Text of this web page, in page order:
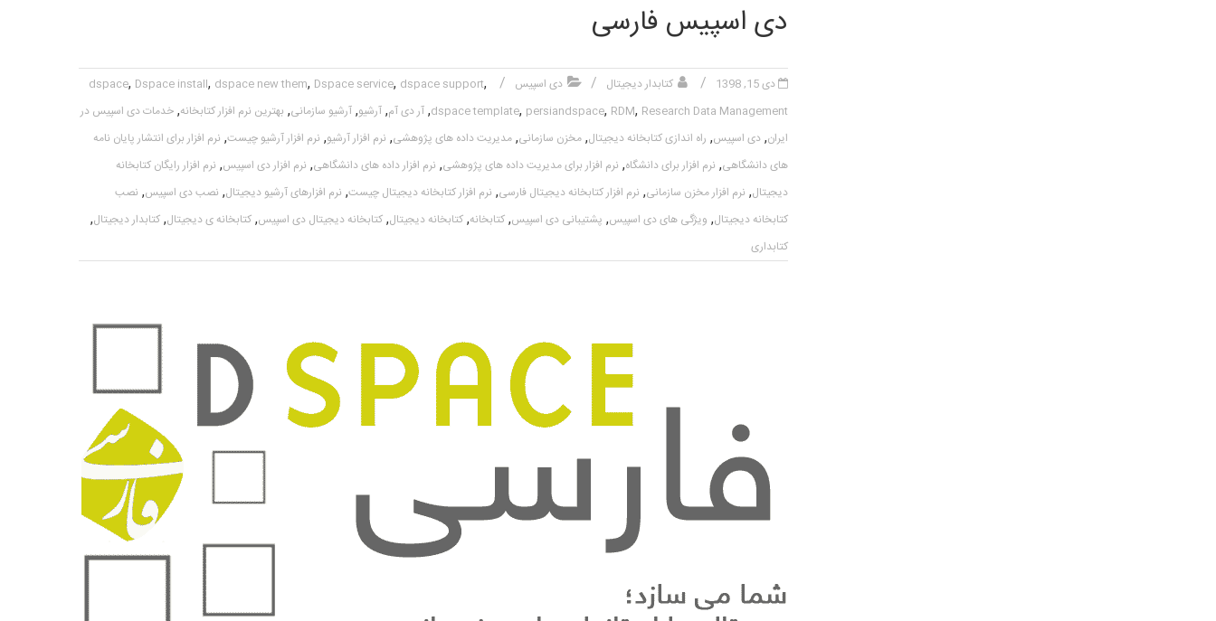
دی اسپیس فارسی
دی 15, 1398 کتابدار دیجیتال دی اسپیس dspace, Dspace install, dspace new them, Dspace service, dspace support,
dspace template, persiandspace, RDM, Research Data Management
,آر دی آم,آرشیو,آرشیو سازمانی, بهترین نرم افزار کتابخانه,خدمات دی اسپیس در
ایران,دی اسپیس, راه اندازی کتابخانه دیجیتال,مخزن سازمانی,مدیریت داده های پژوهشی, نرم افزار آرشیو, نرم افزار آرشیو چیست, نرم افزار برای انتشار پایان نامه
های دانشگاهی, نرم افزار برای دانشگاه, نرم افزار برای مدیریت داده های پژوهشی, نرم افزار داده های دانشگاهی, نرم افزار دی اسپیس, نرم افزار رایگان کتابخانه
دیجیتال, نرم افزار مخزن سازمانی, نرم افزار کتابخانه دیجیتال فارسی, نرم افزار کتابخانه دیجیتال چیست, نرم افزارهای آرشیو دیجیتال, نصب دی اسپیس, نصب
کتابخانه دیجیتال, ویژگی های دی اسپیس, پشتیبانی دی اسپیس,کتابخانه,کتابخانه دیجیتال,کتابخانه دیجیتال دی اسپیس,کتابخانه ی دیجیتال,کتابدار دیجیتال,
کتابداری